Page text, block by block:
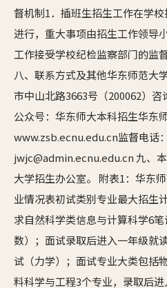
督机制1．插班生招生工作在学
进行，重大事项由招生工作领导
工作接受学校纪检监察部门的监
八、联系方式及其他华东师范大
市中山北路3663号（200062）
公众号：华东师大本科招生华东
www.zsb.ecnu.edu.cn监督电话
jwjc@admin.ecnu.edu.cn 九、
大学招生办公室。 附表1：华东
业情况表初试类别专业最大招生
求自然科学类信息与计算科学6
数）；面试录取后进入一年级就
试（力学）；面试专业大类包括
料科学与工程3个专业，录取后